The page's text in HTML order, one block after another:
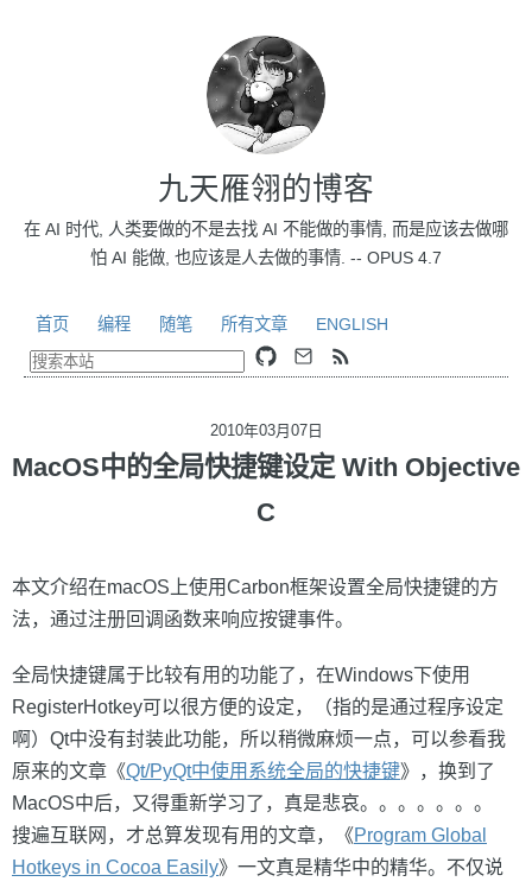
九天雁翎的博客
在 AI 时代, 人类要做的不是去找 AI 不能做的事情, 而是应该去做哪
怕 AI 能做, 也应该是人去做的事情. -- OPUS 4.7
首页 编程 随笔 所有文章 ENGLISH
2010年03月07日
MacOS中的全局快捷键设定 With Objective
C
本文介绍在macOS上使用Carbon框架设置全局快捷键的方
法，通过注册回调函数来响应按键事件。
全局快捷键属于比较有用的功能了，在Windows下使用
RegisterHotkey可以很方便的设定，（指的是通过程序设定
啊）Qt中没有封装此功能，所以稍微麻烦一点，可以参看我
原来的文章《Qt/PyQt中使用系统全局的快捷键》，换到了
MacOS中后，又得重新学习了，真是悲哀。。。。。。。
搜遍互联网，才总算发现有用的文章，《Program Global
Hotkeys in Cocoa Easily》一文真是精华中的精华。不仅说